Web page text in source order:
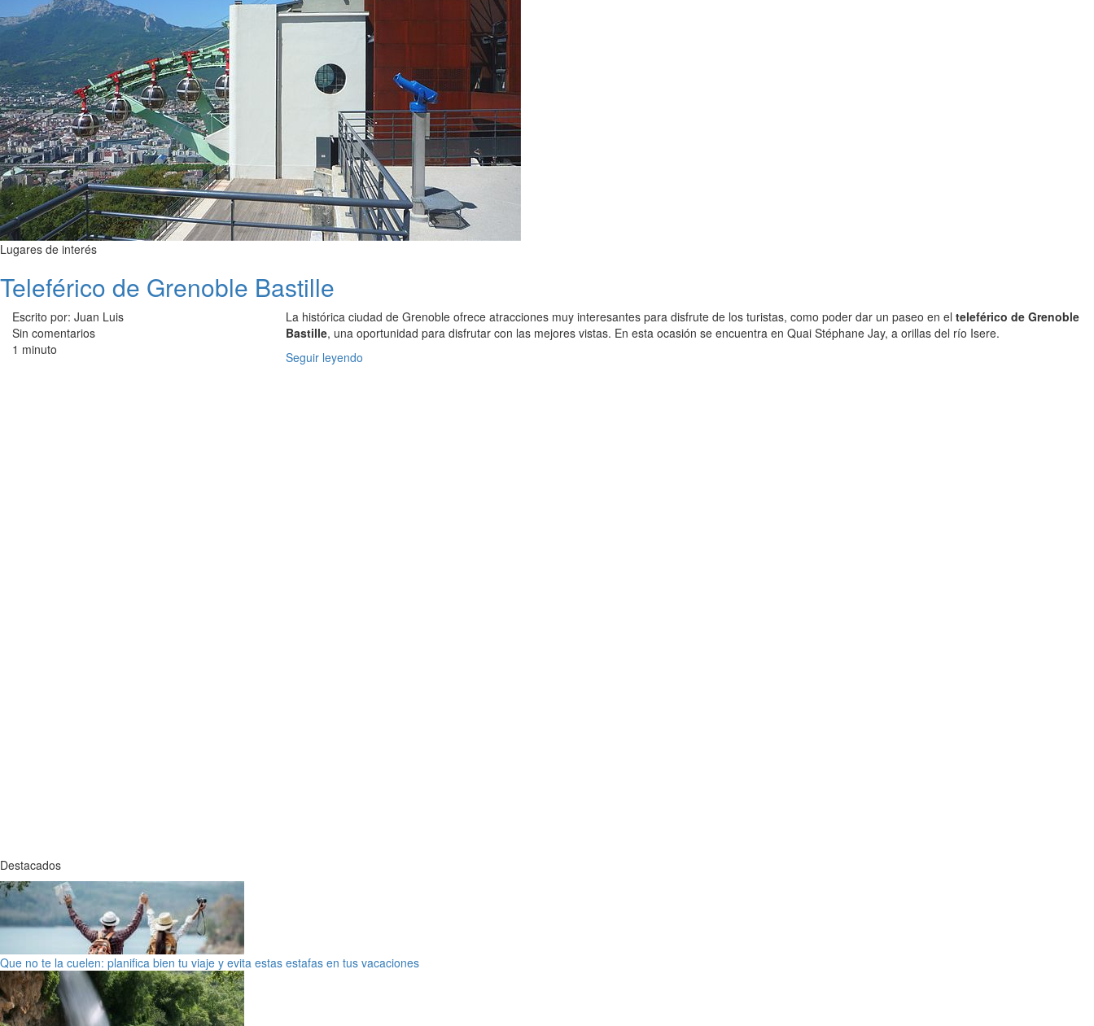
Lugares de interés
Teleférico de Grenoble Bastille
Escrito por: Juan Luis
Sin comentarios
1 minuto
La histórica ciudad de Grenoble ofrece atracciones muy interesantes para disfrute de los turistas, como poder dar un paseo en el teleférico de Grenoble
Bastille, una oportunidad para disfrutar con las mejores vistas. En esta ocasión se encuentra en Quai Stéphane Jay, a orillas del río Isere.
Seguir leyendo
Destacados
Que no te la cuelen: planifica bien tu viaje y evita estas estafas en tus vacaciones